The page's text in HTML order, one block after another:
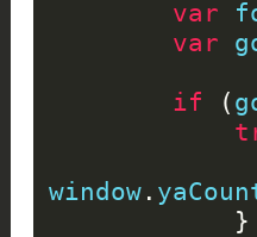
var
var
if
(
window .
}